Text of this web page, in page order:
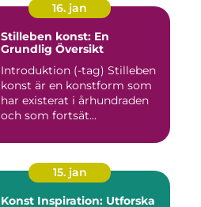
16. jan
Stilleben konst: En
Grundlig Översikt
Introduktion (-tag) Stilleben
konst är en konstform som
har existerat i århundraden
och som fortsät...
15. jan
Konst Inspiration: Utforska